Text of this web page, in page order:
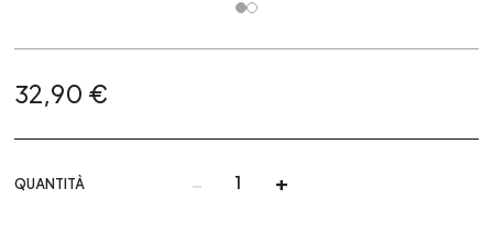
32,90 €
QUANTITÀ - +